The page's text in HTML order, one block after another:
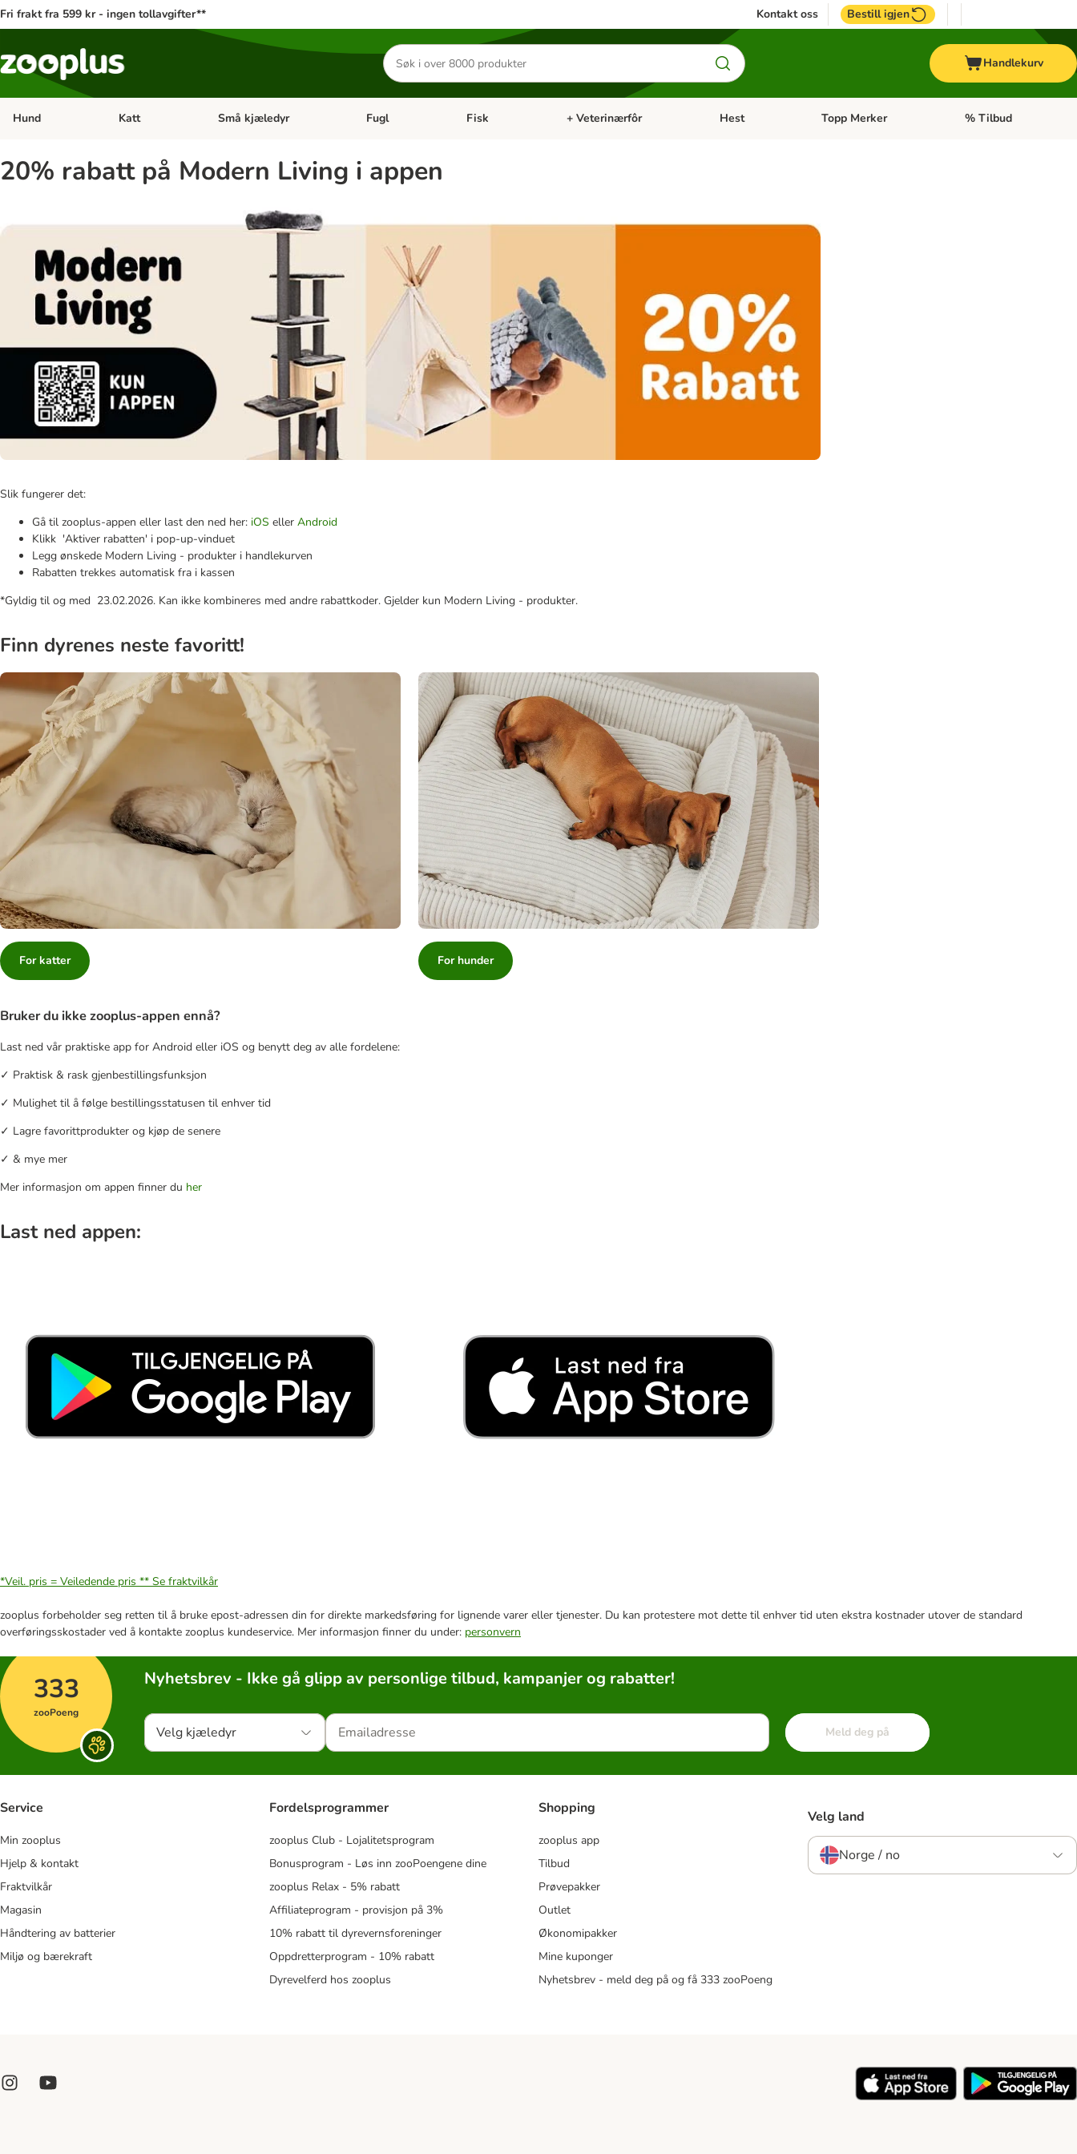
Fri frakt fra 599 kr - ingen tollavgifter** Kontakt oss Bestill igjen
Søk
etter
produkter
Handlekurv
Hund Åpne kategorimeny: Hund
Katt Åpne kategorimeny: Katt
Små kjæledyr Åpne kategorimeny: Små kjæledyr
Fugl Åpne kategorimeny: Fugl
Fisk Åpne kategorimeny: Fisk
+ Veterinærfôr Åpne kategorimeny: + Veterinærfôr
Hest Åpne kategorimeny: Hest
Topp Merker Åpne kategorimeny:
% Tilbud
20% rabatt på Modern Living i appen
Slik fungerer det:
Gå til zooplus-appen eller last den ned her: iOS eller Android
Klikk 'Aktiver rabatten' i pop-up-vinduet
Legg ønskede Modern Living - produkter i handlekurven
Rabatten trekkes automatisk fra i kassen
*Gyldig til og med 23.02.2026. Kan ikke kombineres med andre rabattkoder. Gjelder kun Modern Living - produkter.
Finn dyrenes neste favoritt!
For katter For hunder
Bruker du ikke zooplus-appen ennå?
Last ned vår praktiske app for Android eller iOS og benytt deg av alle fordelene:
✓ Praktisk & rask gjenbestillingsfunksjon
✓ Mulighet til å følge bestillingsstatusen til enhver tid
✓ Lagre favorittprodukter og kjøp de senere
✓ & mye mer
Mer informasjon om appen finner du her
Last ned appen:
*Veil. pris = Veiledende pris ** Se fraktvilkår
zooplus forbeholder seg retten til å bruke epost-adressen din for direkte markedsføring for lignende varer eller tjenester. Du kan protestere mot dette til enhver tid uten ekstra kostnader utover de standard
overføringsskostader ved å kontakte zooplus kundeservice. Mer informasjon finner du under: personvern
333
zooPoeng
Nyhetsbrev - Ikke gå glipp av personlige tilbud, kampanjer og rabatter!
Velg kjæledyr Meld deg på
Service
Min zooplus
Hjelp & kontakt
Fraktvilkår
Magasin
Håndtering av batterier
Miljø og bærekraft
Fordelsprogrammer
zooplus Club - Lojalitetsprogram
Bonusprogram - Løs inn zooPoengene dine
zooplus Relax - 5% rabatt
Affiliateprogram - provisjon på 3%
10% rabatt til dyrevernsforeninger
Oppdretterprogram - 10% rabatt
Dyrevelferd hos zooplus
Shopping
zooplus app
Tilbud
Prøvepakker
Outlet
Økonomipakker
Mine kuponger
Nyhetsbrev - meld deg på og få 333 zooPoeng
Velg land
Norge / no